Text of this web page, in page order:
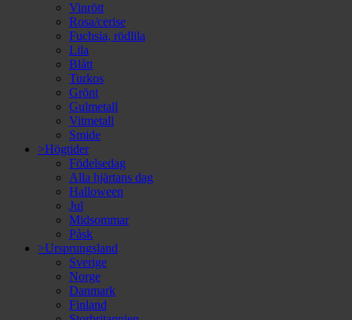
Vinrött
Rosa/cerise
Fuchsia, rödlila
Lila
Blått
Turkos
Grönt
Gulmetall
Vitmetall
Smide
>Högtider
Födelsedag
Alla hjärtans dag
Halloween
Jul
Midsommar
Påsk
>Ursprungsland
Sverige
Norge
Danmark
Finland